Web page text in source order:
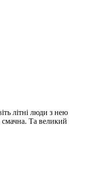
літні люди з нею
Та великий